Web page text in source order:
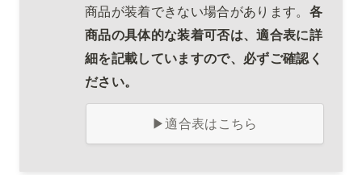
商品が装着できない場合があります。 各
商品の具体的な装着可否は、適合表に詳
細を記載していますので、必ずご確認く
ださい。
▶適合表はこちら